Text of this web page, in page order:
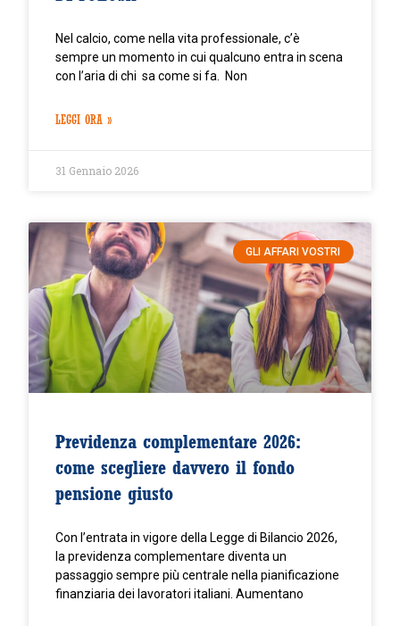
Nel calcio, come nella vita professionale, c’è
sempre un momento in cui qualcuno entra in scena
con l’aria di chi sa come si fa. Non
LEGGI ORA »
31 Gennaio 2026
GLI AFFARI VOSTRI
Previdenza complementare 2026:
come scegliere davvero il fondo
pensione giusto
Con l’entrata in vigore della Legge di Bilancio 2026,
la previdenza complementare diventa un
passaggio sempre più centrale nella pianificazione
finanziaria dei lavoratori italiani. Aumentano